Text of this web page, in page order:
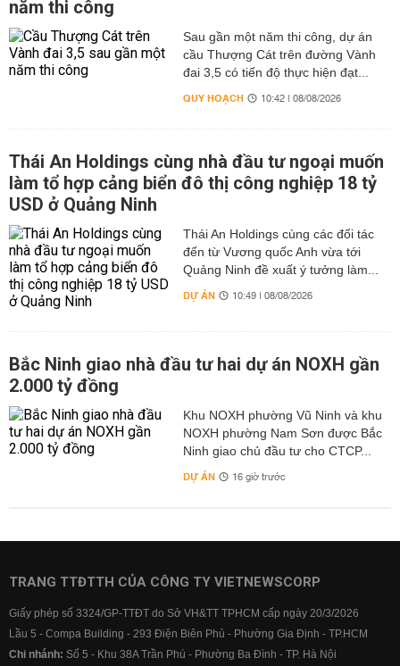
năm thi công
Sau gần một năm thi công, dự án
cầu Thượng Cát trên đường Vành
đai 3,5 có tiến độ thực hiện đạt...
QUY HOẠCH 10:42 | 08/08/2026
Thái An Holdings cùng nhà đầu tư ngoại muốn
làm tổ hợp cảng biển đô thị công nghiệp 18 tỷ
USD ở Quảng Ninh
Thái An Holdings cùng các đối tác
đến từ Vương quốc Anh vừa tới
Quảng Ninh đề xuất ý tưởng làm...
DỰ ÁN 10:49 | 08/08/2026
Bắc Ninh giao nhà đầu tư hai dự án NOXH gần
2.000 tỷ đồng
Khu NOXH phường Vũ Ninh và khu
NOXH phường Nam Sơn được Bắc
Ninh giao chủ đầu tư cho CTCP...
DỰ ÁN 16 giờ trước
TRANG TTĐTTH CỦA CÔNG TY VIETNEWSCORP
Giấy phép số 3324/GP-TTĐT do Sở VH&TT TPHCM cấp ngày 20/3/2026
Lầu 5 - Compa Building - 293 Điện Biên Phủ - Phường Gia Định - TP.HCM
Chi nhánh: Số 5 - Khu 38A Trần Phú - Phường Ba Đình - TP. Hà Nội